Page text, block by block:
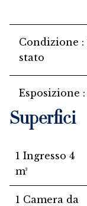
Condizione
stato
Esposizione
Superfici
1 Ingresso 4
m²
1 Camera da